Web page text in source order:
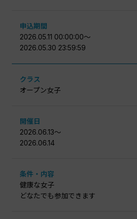
申込期間
2026.05.11 00:00:00〜
2026.05.30 23:59:59
クラス
オープン女子
開催日
2026.06.13〜
2026.06.14
条件・内容
健康な女子
どなたでも参加できます